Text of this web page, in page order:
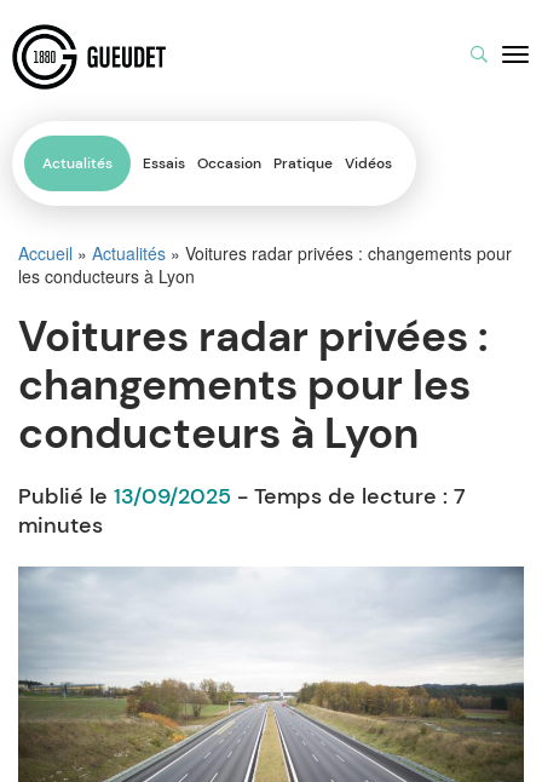
Actualités Essais Occasion Pratique Vidéos
Accueil » Actualités » Voitures radar privées : changements pour
les conducteurs à Lyon
Voitures radar privées :
changements pour les
conducteurs à Lyon
Publié le 13/09/2025 - Temps de lecture : 7
minutes